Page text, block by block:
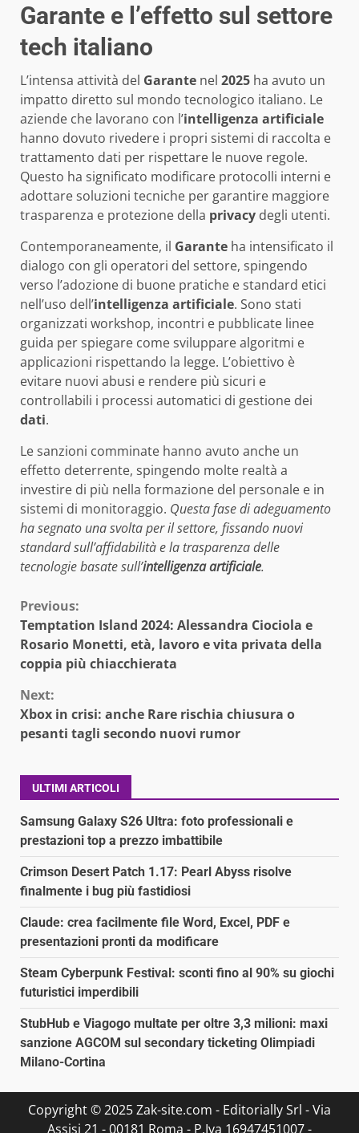
Garante e l’effetto sul settore
tech italiano
L’intensa attività del Garante nel 2025 ha avuto un
impatto diretto sul mondo tecnologico italiano. Le
aziende che lavorano con l’intelligenza artificiale
hanno dovuto rivedere i propri sistemi di raccolta e
trattamento dati per rispettare le nuove regole.
Questo ha significato modificare protocolli interni e
adottare soluzioni tecniche per garantire maggiore
trasparenza e protezione della privacy degli utenti.
Contemporaneamente, il Garante ha intensificato il
dialogo con gli operatori del settore, spingendo
verso l’adozione di buone pratiche e standard etici
nell’uso dell’intelligenza artificiale. Sono stati
organizzati workshop, incontri e pubblicate linee
guida per spiegare come sviluppare algoritmi e
applicazioni rispettando la legge. L’obiettivo è
evitare nuovi abusi e rendere più sicuri e
controllabili i processi automatici di gestione dei
dati.
Le sanzioni comminate hanno avuto anche un
effetto deterrente, spingendo molte realtà a
investire di più nella formazione del personale e in
sistemi di monitoraggio. Questa fase di adeguamento
ha segnato una svolta per il settore, fissando nuovi
standard sull’affidabilità e la trasparenza delle
tecnologie basate sull’intelligenza artificiale.
Continue
Reading
Previous:
Temptation Island 2024: Alessandra Ciociola e
Rosario Monetti, età, lavoro e vita privata della
coppia più chiacchierata
Next:
Xbox in crisi: anche Rare rischia chiusura o
pesanti tagli secondo nuovi rumor
ULTIMI ARTICOLI
Samsung Galaxy S26 Ultra: foto professionali e
prestazioni top a prezzo imbattibile
Crimson Desert Patch 1.17: Pearl Abyss risolve
finalmente i bug più fastidiosi
Claude: crea facilmente file Word, Excel, PDF e
presentazioni pronti da modificare
Steam Cyberpunk Festival: sconti fino al 90% su giochi
futuristici imperdibili
StubHub e Viagogo multate per oltre 3,3 milioni: maxi
sanzione AGCOM sul secondary ticketing Olimpiadi
Milano-Cortina
Copyright © 2025 Zak-site.com - Editorially Srl - Via
Assisi 21 - 00181 Roma - P.Iva 16947451007 -